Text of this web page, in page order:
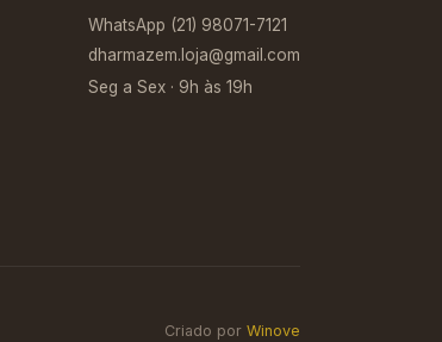
WhatsApp (21) 98071-7121
dharmazem.loja@gmail.com
Seg a Sex · 9h às 19h
Criado por Winove